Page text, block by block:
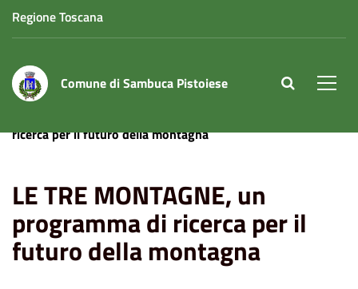
Regione Toscana
Comune di Sambuca Pistoiese site.searc
ricerca per il futuro della montagna
LE TRE MONTAGNE, un
programma di ricerca per il
futuro della montagna